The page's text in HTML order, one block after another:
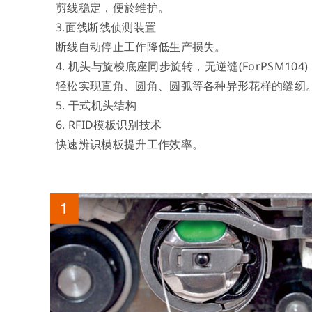
剪线稳定，便於维护。
3.面线断线侦测装置
断线自动停止工作降低生产损失。
4. 机头与旋梭底座同步旋转，无逆缝(ForPSM104)
轻松实现直角、圆角、圆弧等各种异形花样的缝纫
5. 干式机头结构
6. RFID模板识别技术
快速辨识模板提升工作效率。